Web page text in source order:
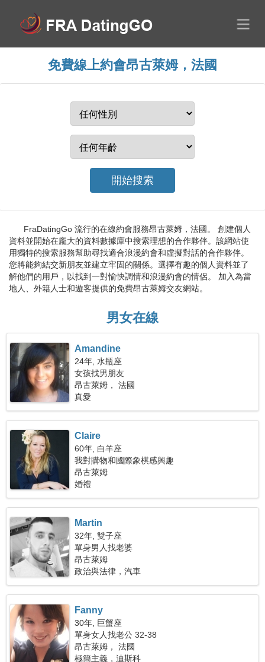
免費線上約會昂古萊姆，法國
FraDatingGo 流行的在線約會服務昂古萊姆，法國。 創建個人
資料並開始在龐大的資料數據庫中搜索理想的合作夥伴。該網站使
用獨特的搜索服務幫助尋找適合浪漫約會和虛擬對話的合作夥伴。
您將能夠結交新朋友並建立牢固的關係。選擇有趣的個人資料並了
解他們的用戶，以找到一對愉快調情和浪漫約會的情侶。 加入為當
地人、外籍人士和遊客提供的免費昂古萊姆交友網站。
男女在線
Amandine
24年, 水瓶座
女孩找男朋友
昂古萊姆， 法國
真愛
Claire
60年, 白羊座
我對購物和國際象棋感興趣
昂古萊姆
婚禮
Martin
32年, 雙子座
單身男人找老婆
昂古萊姆
政治與法律，汽車
Fanny
30年, 巨蟹座
單身女人找老公 32-38
昂古萊姆， 法國
極簡主義，迪斯科